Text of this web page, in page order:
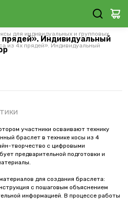
для индивидуальных и групповых
из 4х прядей». Индивидуальный
прядей». Индивидуальный
участники осваивают технику
браслет в технике косы из 4
творчество с цифровыми
предварительной подготовки и
для создания браслета:
с пошаговым объяснением
информацией. В процессе работы